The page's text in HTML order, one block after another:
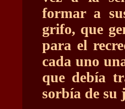
formar a
grifo, que
para el
cada uno
que debía
sorbía de su